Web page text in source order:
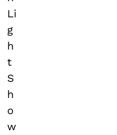
Li
g
h
t
S
h
o
w